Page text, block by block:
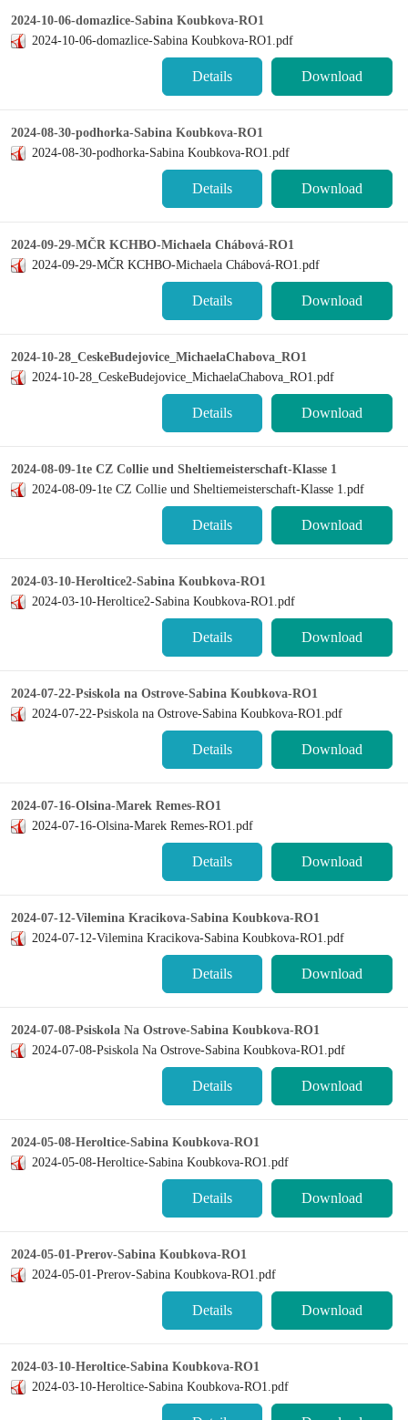
2024-10-06-domazlice-Sabina Koubkova-RO1
2024-10-06-domazlice-Sabina Koubkova-RO1.pdf
Download
Details
2024-08-30-podhorka-Sabina Koubkova-RO1
2024-08-30-podhorka-Sabina Koubkova-RO1.pdf
Download
Details
2024-09-29-MČR KCHBO-Michaela Chábová-RO1
2024-09-29-MČR KCHBO-Michaela Chábová-RO1.pdf
Download
Details
2024-10-28_CeskeBudejovice_MichaelaChabova_RO1
2024-10-28_CeskeBudejovice_MichaelaChabova_RO1.pdf
Download
Details
2024-08-09-1te CZ Collie und Sheltiemeisterschaft-Klasse 1
2024-08-09-1te CZ Collie und Sheltiemeisterschaft-Klasse 1.pdf
Download
Details
2024-03-10-Heroltice2-Sabina Koubkova-RO1
2024-03-10-Heroltice2-Sabina Koubkova-RO1.pdf
Download
Details
2024-07-22-Psiskola na Ostrove-Sabina Koubkova-RO1
2024-07-22-Psiskola na Ostrove-Sabina Koubkova-RO1.pdf
Download
Details
2024-07-16-Olsina-Marek Remes-RO1
2024-07-16-Olsina-Marek Remes-RO1.pdf
Download
Details
2024-07-12-Vilemina Kracikova-Sabina Koubkova-RO1
2024-07-12-Vilemina Kracikova-Sabina Koubkova-RO1.pdf
Download
Details
2024-07-08-Psiskola Na Ostrove-Sabina Koubkova-RO1
2024-07-08-Psiskola Na Ostrove-Sabina Koubkova-RO1.pdf
Download
Details
2024-05-08-Heroltice-Sabina Koubkova-RO1
2024-05-08-Heroltice-Sabina Koubkova-RO1.pdf
Download
Details
2024-05-01-Prerov-Sabina Koubkova-RO1
2024-05-01-Prerov-Sabina Koubkova-RO1.pdf
Download
Details
2024-03-10-Heroltice-Sabina Koubkova-RO1
2024-03-10-Heroltice-Sabina Koubkova-RO1.pdf